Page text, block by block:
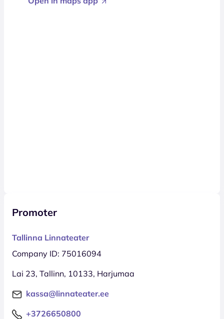
Promoter
Tallinna Linnateater
Company ID: 75016094
Lai 23, Tallinn, 10133, Harjumaa
kassa@linnateater.ee
+3726650800